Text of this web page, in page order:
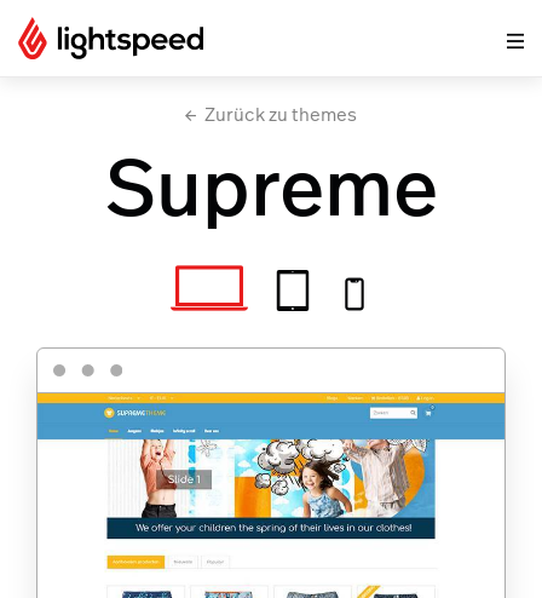
Zurück zu themes
Supreme